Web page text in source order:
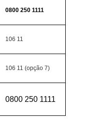
0800 250 1111
106 11
106 11 (opção 7)
0800 250 1111